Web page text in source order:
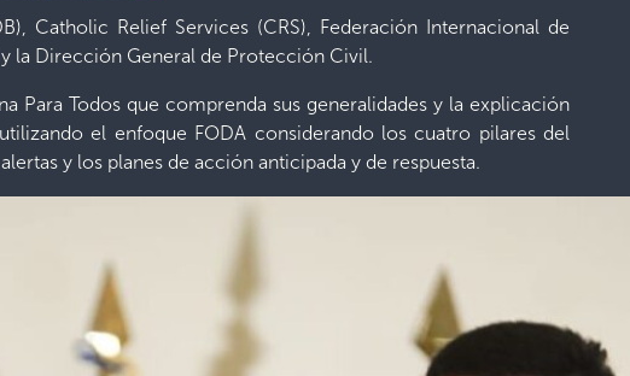
Catholic Relief Services (CRS), Federación Internacional de
la Dirección General de Protección Civil.
Para Todos que comprenda sus generalidades y la explicación
el enfoque FODA considerando los cuatro pilares del
y los planes de acción anticipada y de respuesta.